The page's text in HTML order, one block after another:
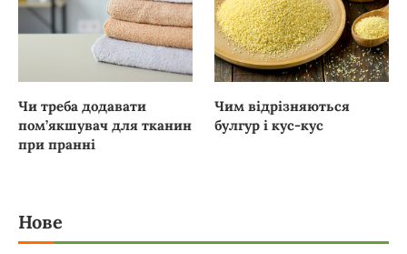
Чи треба додавати
пом’якшувач для тканин
при пранні
Чим відрізняються
булгур і кус-кус
Нове